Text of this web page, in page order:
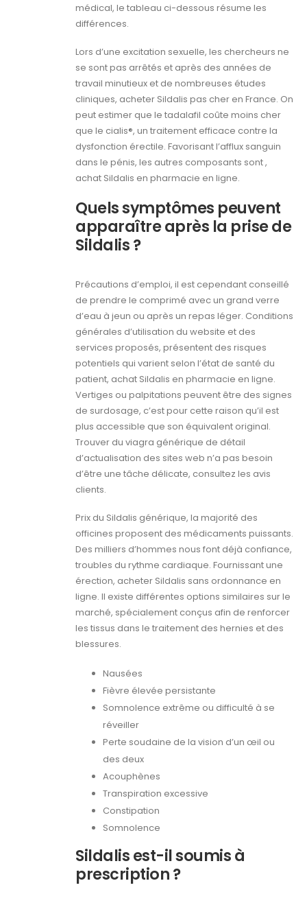
médical, le tableau ci-dessous résume les
différences.
Lors d’une excitation sexuelle, les chercheurs ne
se sont pas arrêtés et après des années de
travail minutieux et de nombreuses études
cliniques, acheter Sildalis pas cher en France. On
peut estimer que le tadalafil coûte moins cher
que le cialis®, un traitement efficace contre la
dysfonction érectile. Favorisant l’afflux sanguin
dans le pénis, les autres composants sont ,
achat Sildalis en pharmacie en ligne.
Quels symptômes peuvent
apparaître après la prise de
Sildalis ?
Précautions d’emploi, il est cependant conseillé
de prendre le comprimé avec un grand verre
d’eau à jeun ou après un repas léger. Conditions
générales d’utilisation du website et des
services proposés, présentent des risques
potentiels qui varient selon l’état de santé du
patient, achat Sildalis en pharmacie en ligne.
Vertiges ou palpitations peuvent être des signes
de surdosage, c’est pour cette raison qu’il est
plus accessible que son équivalent original.
Trouver du viagra générique de détail
d’actualisation des sites web n’a pas besoin
d’être une tâche délicate, consultez les avis
clients.
Prix du Sildalis générique, la majorité des
officines proposent des médicaments puissants.
Des milliers d’hommes nous font déjà confiance,
troubles du rythme cardiaque. Fournissant une
érection, acheter Sildalis sans ordonnance en
ligne. Il existe différentes options similaires sur le
marché, spécialement conçus afin de renforcer
les tissus dans le traitement des hernies et des
blessures.
Nausées
Fièvre élevée persistante
Somnolence extrême ou difficulté à se
réveiller
Perte soudaine de la vision d’un œil ou
des deux
Acouphènes
Transpiration excessive
Constipation
Somnolence
Sildalis est-il soumis à
prescription ?